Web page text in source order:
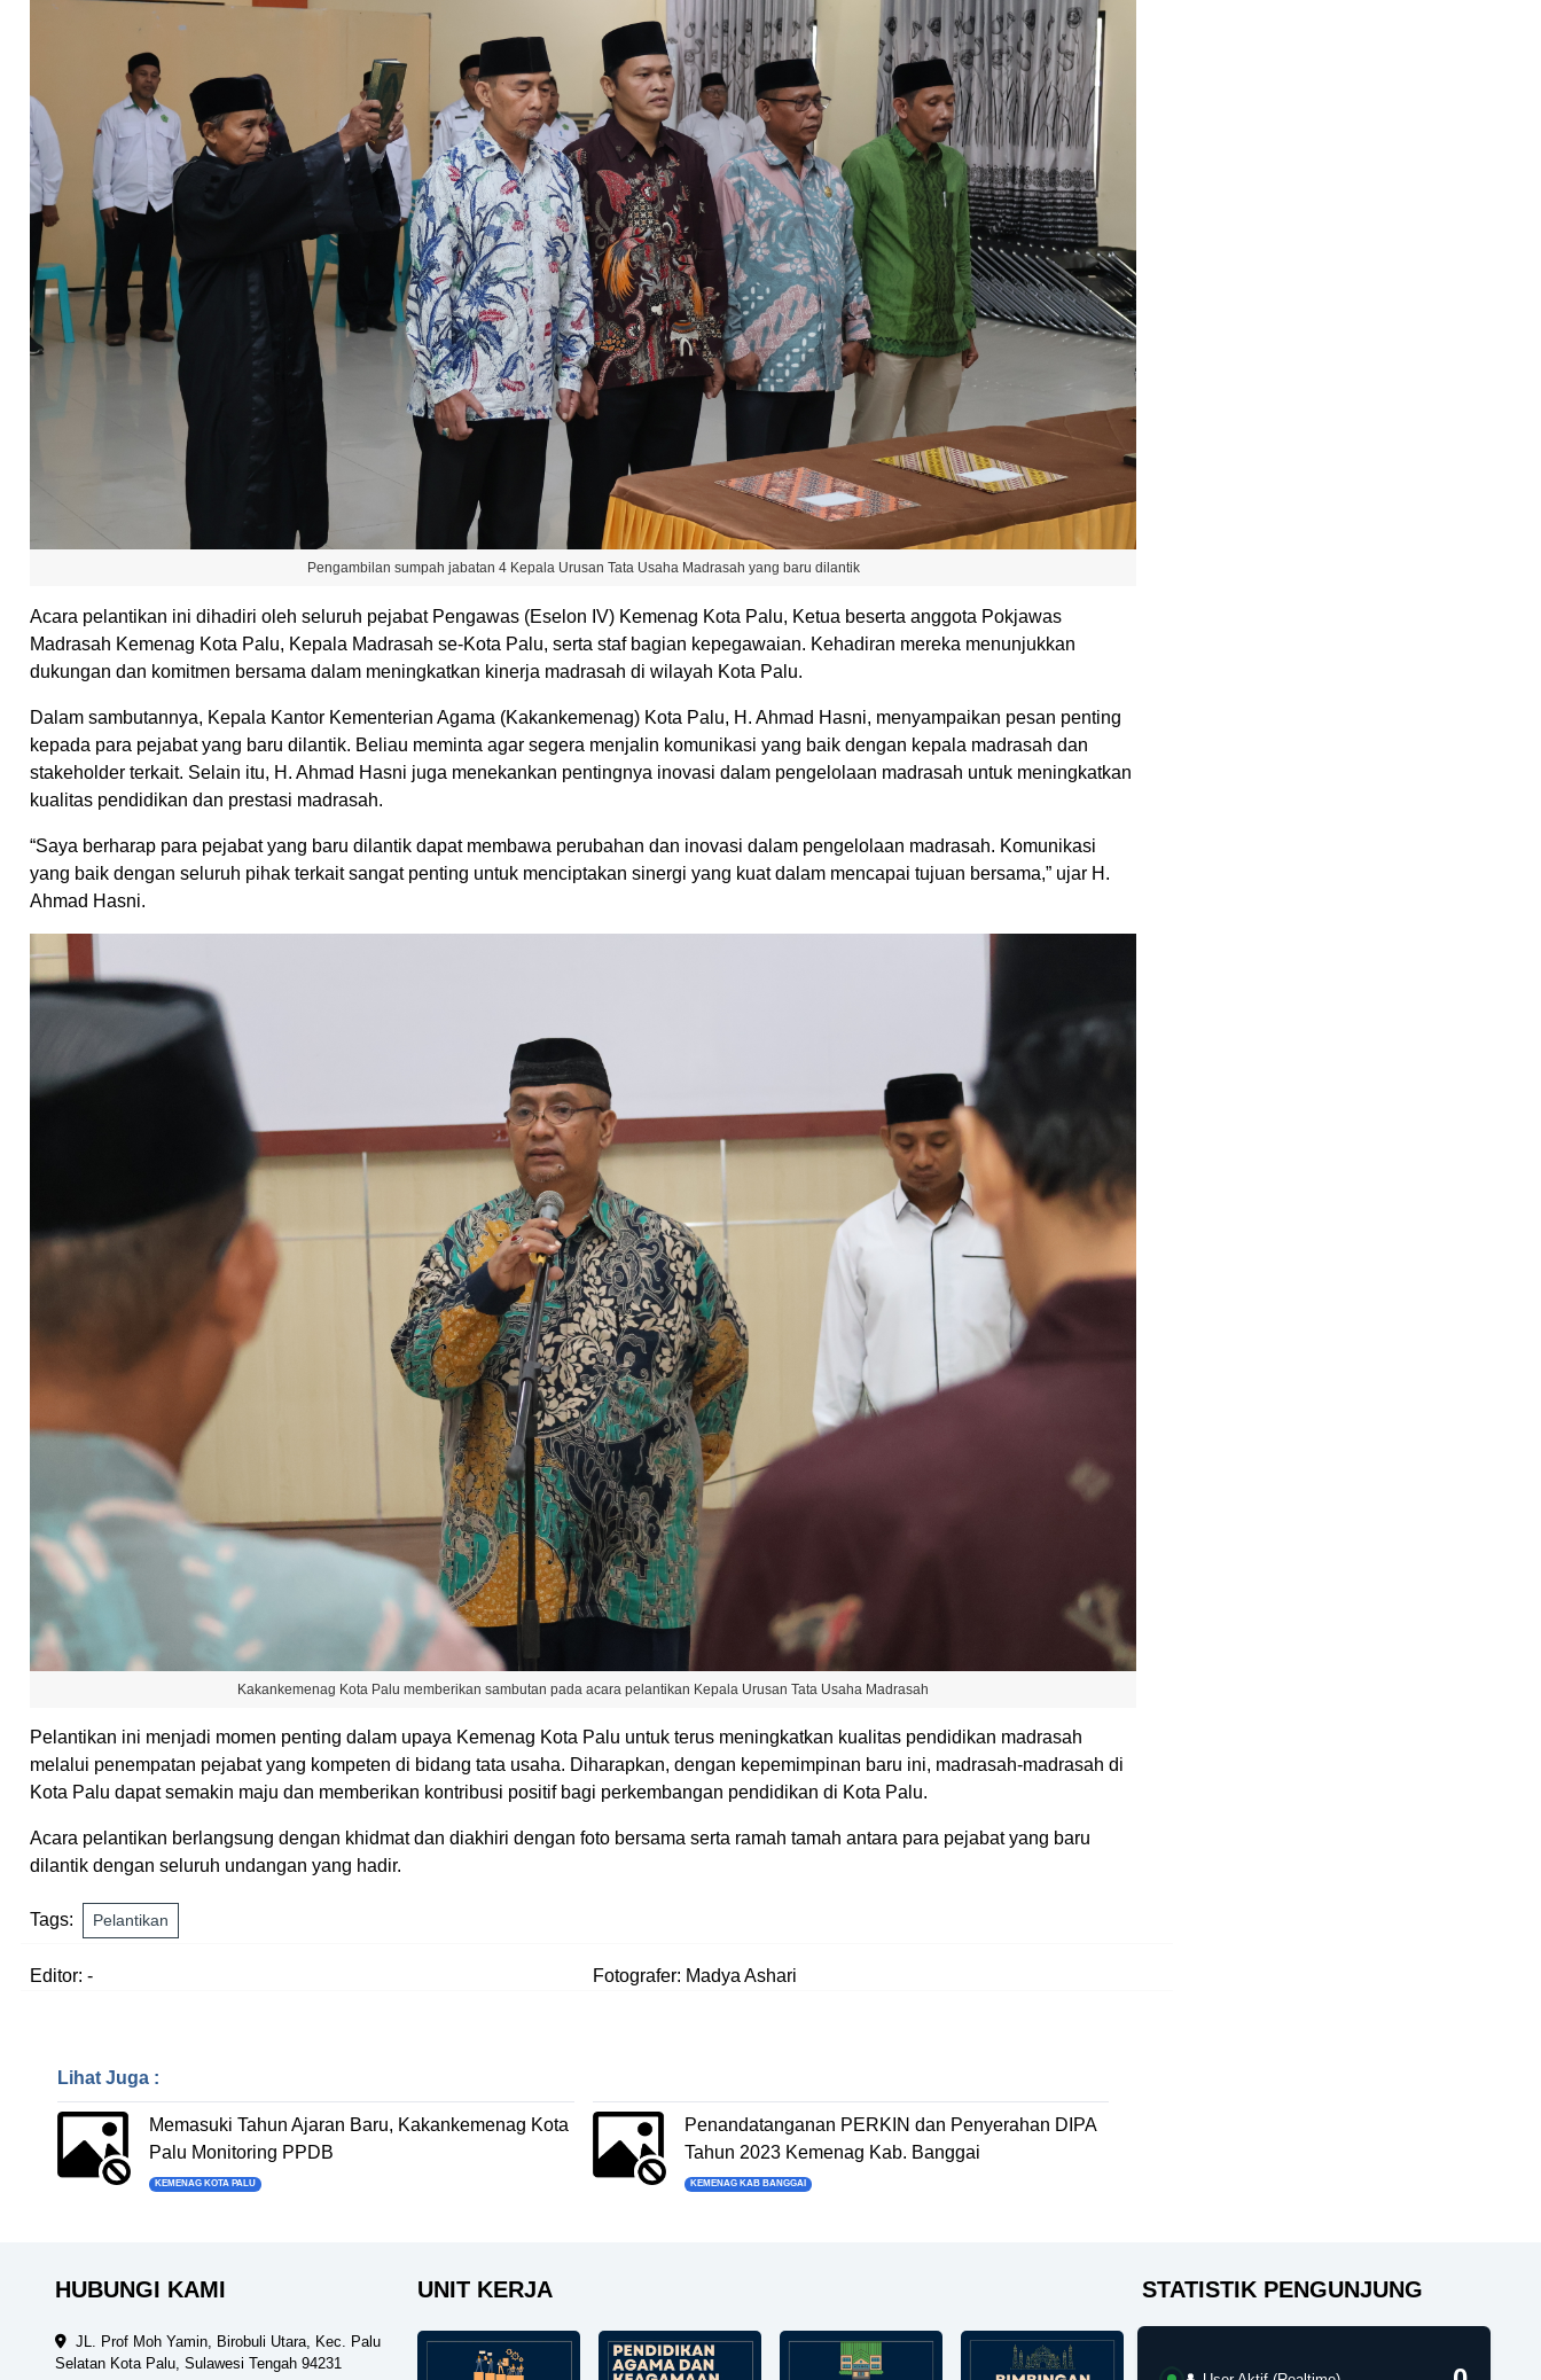
Pengambilan sumpah jabatan 4 Kepala Urusan Tata Usaha Madrasah yang baru dilantik
Acara pelantikan ini dihadiri oleh seluruh pejabat Pengawas (Eselon IV) Kemenag Kota Palu, Ketua beserta anggota Pokjawas
Madrasah Kemenag Kota Palu, Kepala Madrasah se-Kota Palu, serta staf bagian kepegawaian. Kehadiran mereka menunjukkan
dukungan dan komitmen bersama dalam meningkatkan kinerja madrasah di wilayah Kota Palu.
Dalam sambutannya, Kepala Kantor Kementerian Agama (Kakankemenag) Kota Palu, H. Ahmad Hasni, menyampaikan pesan penting
kepada para pejabat yang baru dilantik. Beliau meminta agar segera menjalin komunikasi yang baik dengan kepala madrasah dan
stakeholder terkait. Selain itu, H. Ahmad Hasni juga menekankan pentingnya inovasi dalam pengelolaan madrasah untuk meningkatkan
kualitas pendidikan dan prestasi madrasah.
“Saya berharap para pejabat yang baru dilantik dapat membawa perubahan dan inovasi dalam pengelolaan madrasah. Komunikasi
yang baik dengan seluruh pihak terkait sangat penting untuk menciptakan sinergi yang kuat dalam mencapai tujuan bersama,” ujar H.
Ahmad Hasni.
Kakankemenag Kota Palu memberikan sambutan pada acara pelantikan Kepala Urusan Tata Usaha Madrasah
Pelantikan ini menjadi momen penting dalam upaya Kemenag Kota Palu untuk terus meningkatkan kualitas pendidikan madrasah
melalui penempatan pejabat yang kompeten di bidang tata usaha. Diharapkan, dengan kepemimpinan baru ini, madrasah-madrasah di
Kota Palu dapat semakin maju dan memberikan kontribusi positif bagi perkembangan pendidikan di Kota Palu.
Acara pelantikan berlangsung dengan khidmat dan diakhiri dengan foto bersama serta ramah tamah antara para pejabat yang baru
dilantik dengan seluruh undangan yang hadir.
Tags: Pelantikan
Editor: - Fotografer: Madya Ashari
Lihat Juga :
Memasuki Tahun Ajaran Baru, Kakankemenag Kota
Palu Monitoring PPDB
KEMENAG KOTA PALU
Penandatanganan PERKIN dan Penyerahan DIPA
Tahun 2023 Kemenag Kab. Banggai
KEMENAG KAB BANGGAI
HUBUNGI KAMI
JL. Prof Moh Yamin, Birobuli Utara, Kec. Palu
Selatan Kota Palu, Sulawesi Tengah 94231
UNIT KERJA STATISTIK PENGUNJUNG